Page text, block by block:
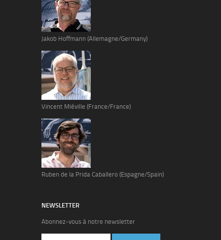
Jakob Hoffmann (Allemagne/Germany)
Vincent Miéville (France/France)
Ruben de la Prida Caballero (Espagne/Spain)
NEWSLETTER
Abonnez-vous à notre newsletter